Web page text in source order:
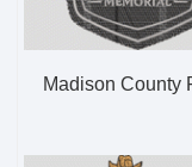
Madison County